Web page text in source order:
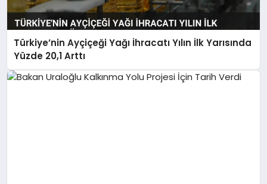
Türkiye’nin Ayçiçeği Yağı İhracatı Yılın İlk Yarısında
Yüzde 20,1 Arttı